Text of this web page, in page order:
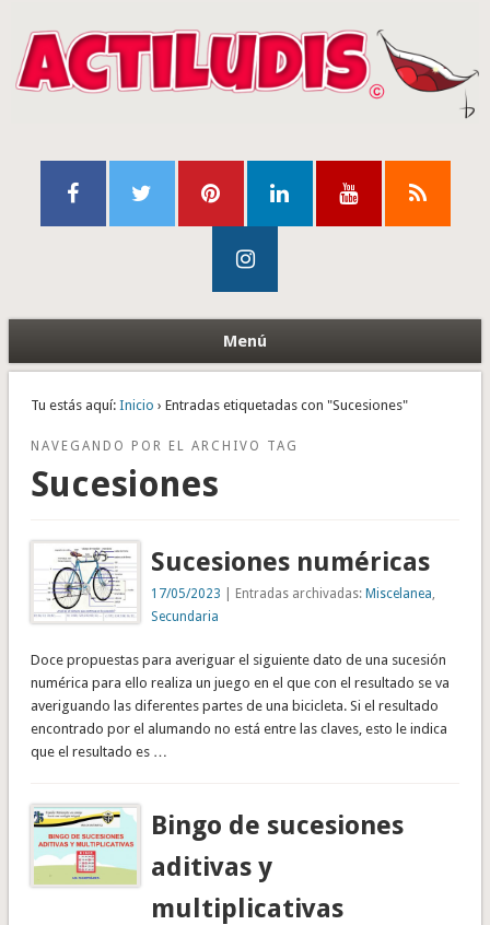
Menú
Tu estás aquí: Inicio › Entradas etiquetadas con "Sucesiones"
NAVEGANDO POR EL ARCHIVO TAG
Sucesiones
Sucesiones numéricas
17/05/2023 | Entradas archivadas:Miscelanea
Secundaria
Doce propuestas para averiguar el siguiente dato de una sucesión
numérica para ello realiza un juego en el que con el resultado se va
averiguando las diferentes partes de una bicicleta. Si el resultado
encontrado por el alumando no está entre las claves, esto le indica
que el resultado es …
Bingo de sucesiones
aditivas y
multiplicativas